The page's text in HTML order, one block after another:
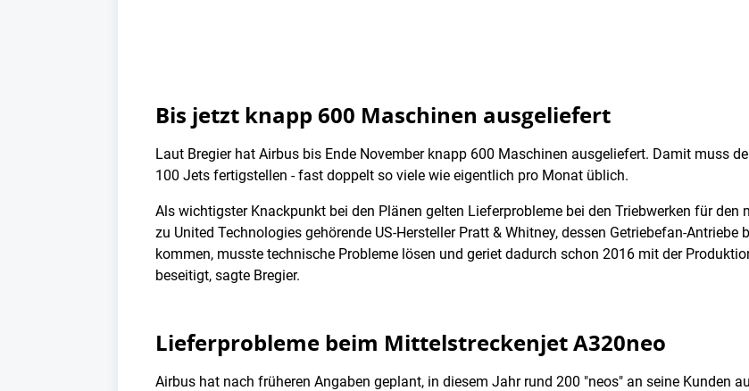
Bis jetzt knapp 600 Maschinen ausgeliefert
Laut Bregier hat Airbus bis Ende November knapp 600 Maschinen ausgeliefert. Damit muss
100 Jets fertigstellen - fast doppelt so viele wie eigentlich pro Monat üblich.
Als wichtigster Knackpunkt bei den Plänen gelten Lieferprobleme bei den Triebwerken für den
zu United Technologies gehörende US-Hersteller Pratt & Whitney, dessen Getriebefan-
kommen, musste technische Probleme lösen und geriet dadurch schon 2016 mit der
beseitigt, sagte Bregier.
Lieferprobleme beim Mittelstreckenjet A320neo
Airbus hat nach früheren Angaben geplant, in diesem Jahr rund 200 "neos" an seine Kunden